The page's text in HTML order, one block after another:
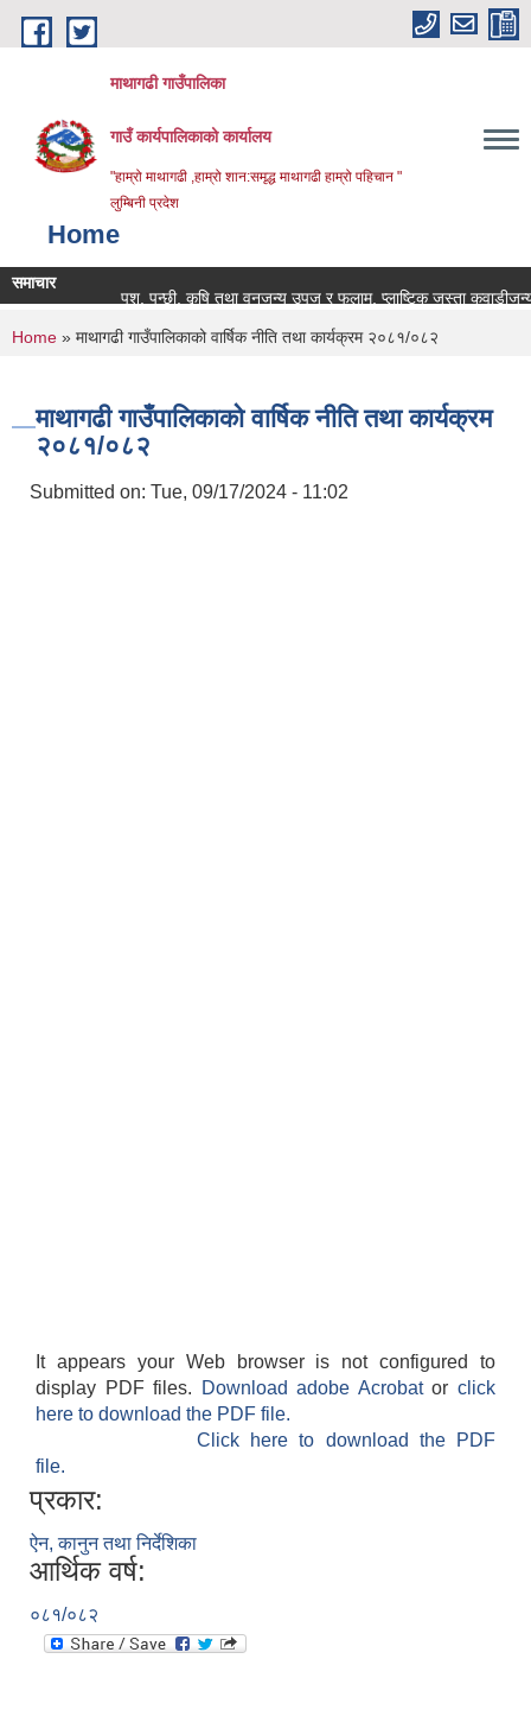
Skip to main content
माथागढी गाउँपालिका
गाउँ कार्यपालिकाको कार्यालय
"हाम्रो माथागढी ,हाम्रो शान:समृद्ध माथागढी हाम्रो पहिचान "
लुम्बिनी प्रदेश
Home
समाचार
पशु, पन्छी, कृषि तथा वनजन्य उपज र फलाम, प्लाष्टिक जस्ता कवाडीजन्य
You are here
Home » माथागढी गाउँपालिकाको वार्षिक नीति तथा कार्यक्रम २०८१/०८२
माथागढी गाउँपालिकाको वार्षिक नीति तथा कार्यक्रम
२०८१/०८२
Submitted on: Tue, 09/17/2024 - 11:02
It appears your Web browser is not configured to
display PDF files.
Download adobe Acrobatorclick
here to download the PDF file.
Click here to download the PDF
file.
प्रकार:
ऐन, कानुन तथा निर्देशिका
आर्थिक वर्ष:
०८१/०८२